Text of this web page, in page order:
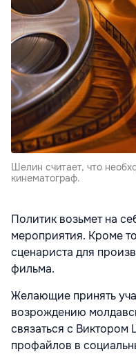
Шелин считает, что
кинематограф.
Политик возьмет на
мероприятия. Кроме
сценариста для
фильма.
Желающие принять
возрождению
связаться с
профайлов в